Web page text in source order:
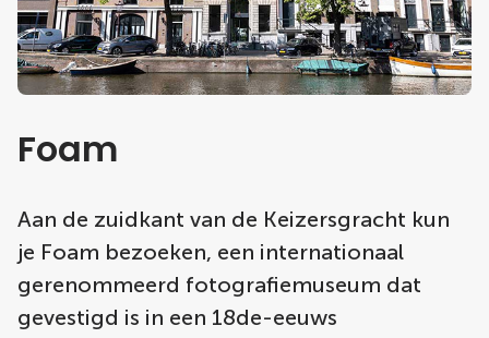
Foam
Aan de zuidkant van de Keizersgracht kun
je Foam bezoeken, een internationaal
gerenommeerd fotografiemuseum dat
gevestigd is in een 18de-eeuws